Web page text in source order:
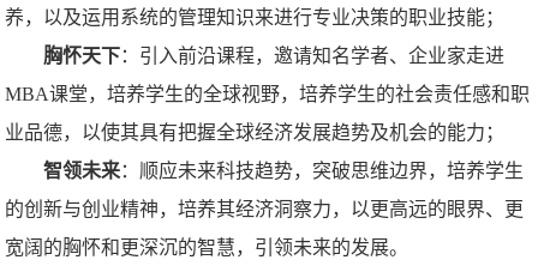
养，以及运用系统的管理知识来进行专业决策的职业技能；
胸怀天下：引入前沿课程，邀请知名学者、企业家走进
MBA课堂，培养学生的全球视野，培养学生的社会责任感和职
业品德，以使其具有把握全球经济发展趋势及机会的能力；
智领未来：顺应未来科技趋势，突破思维边界，培养学生
的创新与创业精神，培养其经济洞察力，以更高远的眼界、更
宽阔的胸怀和更深沉的智慧，引领未来的发展。